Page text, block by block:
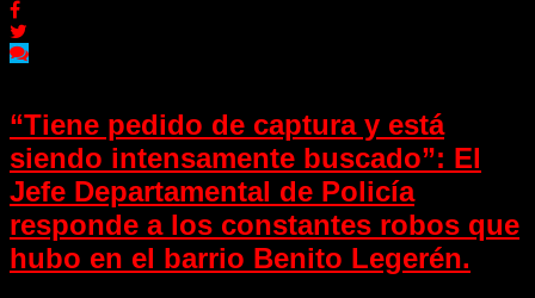
“Tiene pedido de captura y está
siendo intensamente buscado”: El
Jefe Departamental de Policía
responde a los constantes robos que
hubo en el barrio Benito Legerén.